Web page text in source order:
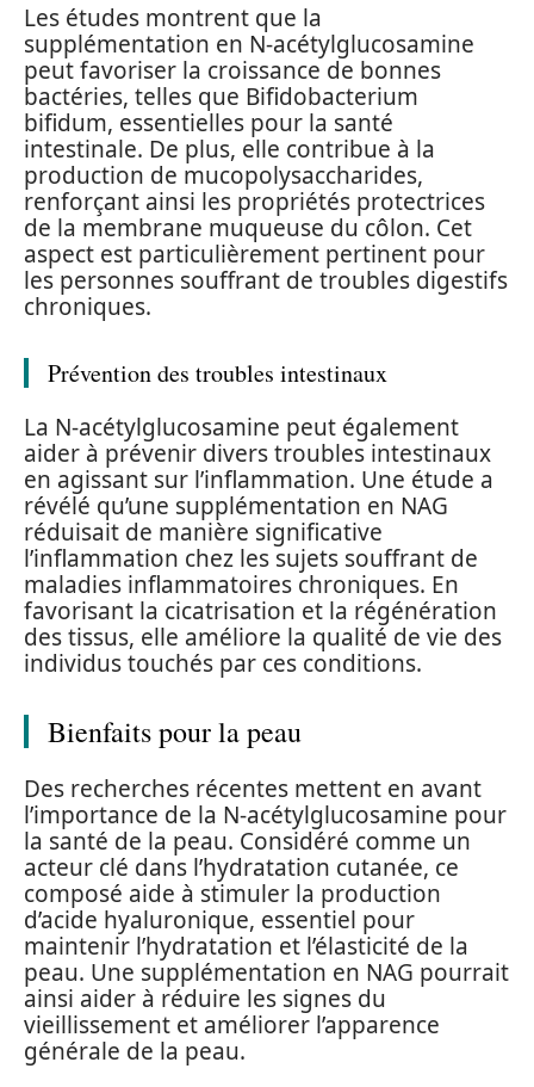
Les études montrent que la
supplémentation en N-acétylglucosamine
peut favoriser la croissance de bonnes
bactéries, telles que Bifidobacterium
bifidum, essentielles pour la santé
intestinale. De plus, elle contribue à la
production de mucopolysaccharides,
renforçant ainsi les propriétés protectrices
de la membrane muqueuse du côlon. Cet
aspect est particulièrement pertinent pour
les personnes souffrant de troubles digestifs
chroniques.
Prévention des troubles intestinaux
La N-acétylglucosamine peut également
aider à prévenir divers troubles intestinaux
en agissant sur l’inflammation. Une étude a
révélé qu’une supplémentation en NAG
réduisait de manière significative
l’inflammation chez les sujets souffrant de
maladies inflammatoires chroniques. En
favorisant la cicatrisation et la régénération
des tissus, elle améliore la qualité de vie des
individus touchés par ces conditions.
Bienfaits pour la peau
Des recherches récentes mettent en avant
l’importance de la N-acétylglucosamine pour
la santé de la peau. Considéré comme un
acteur clé dans l’hydratation cutanée, ce
composé aide à stimuler la production
d’acide hyaluronique, essentiel pour
maintenir l’hydratation et l’élasticité de la
peau. Une supplémentation en NAG pourrait
ainsi aider à réduire les signes du
vieillissement et améliorer l’apparence
générale de la peau.